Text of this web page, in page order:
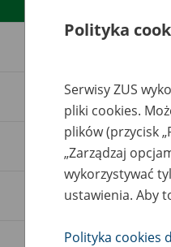
Polityka
Serwisy ZUS
pliki cookies.
plików (przycisk
„Zarządzaj
wykorzystywać
ustawienia. Aby
Polityka cookies